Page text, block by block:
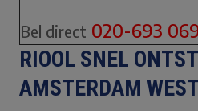
Bel direct 020-693
RIOOL SNEL
AMSTERDAM WEST